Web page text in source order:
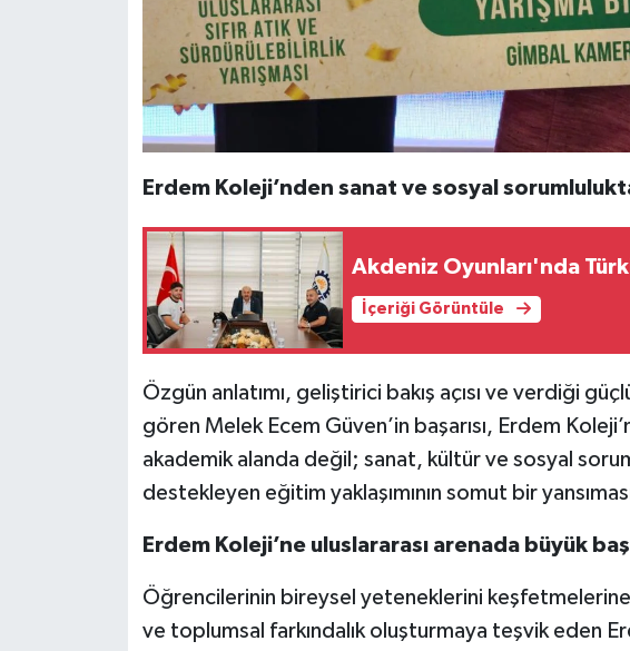
Erdem Koleji’nden sanat ve sosyal
Akdeniz Oyunları'nda
İçeriği Görüntüle
Özgün anlatımı, geliştirici bakış açısı ve verdiği
gören Melek Ecem Güven’in başarısı, Erdem
akademik alanda değil; sanat, kültür ve sosyal
destekleyen eğitim yaklaşımının somut bir
Erdem Koleji’ne uluslararası arenada büyük
Öğrencilerinin bireysel yeteneklerini keşfetmelerine
ve toplumsal farkındalık oluşturmaya teşvik eden